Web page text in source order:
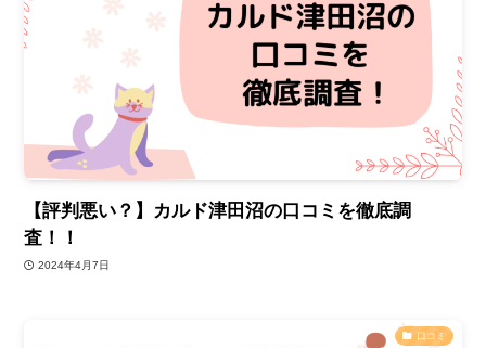
【評判悪い？】カルド津田沼の口コミを徹底調
査！！
2024年4月7日
口コミ